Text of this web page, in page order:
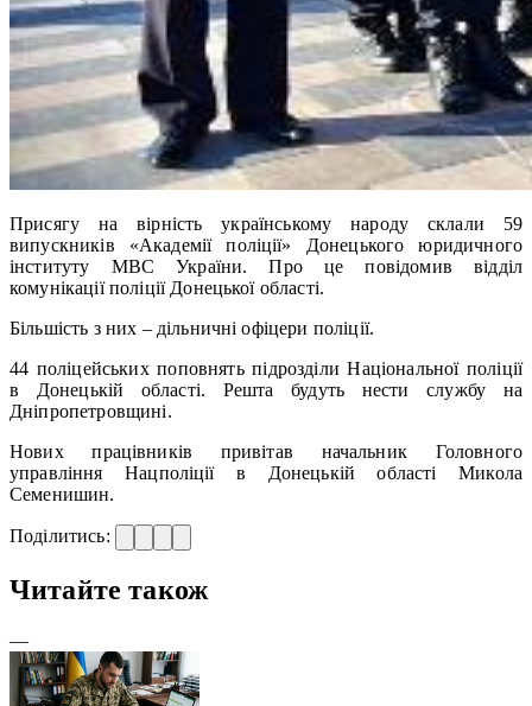
Присягу на вірність українському народу склали 59
випускників «Академії поліції» Донецького юридичного
інституту МВС України. Про це повідомив відділ
комунікації поліції Донецької області.
Більшість з них – дільничні офіцери поліції.
44 поліцейських поповнять підрозділи Національної поліції
в Донецькій області. Решта будуть нести службу на
Дніпропетровщині.
Нових працівників привітав начальник Головного
управління Нацполіції в Донецькій області Микола
Семенишин.
Поділитись:
Читайте також
—